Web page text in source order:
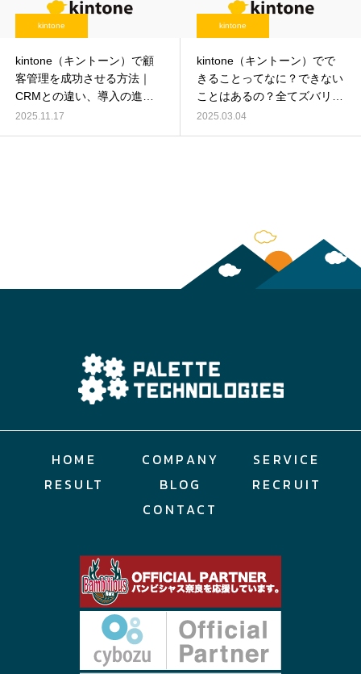
kintone
kintone（キントーン）で顧
客管理を成功させる方法｜
CRMとの違い、導入の進め
方、費用まで徹底解説
2025.11.17
kintone
kintone（キントーン）でで
きることってなに？できない
ことはあるの？全てズバリお
答えします！
2025.03.04
HOME COMPANY
SERVICE
RESULT
BLOG
RECRUIT
CONTACT